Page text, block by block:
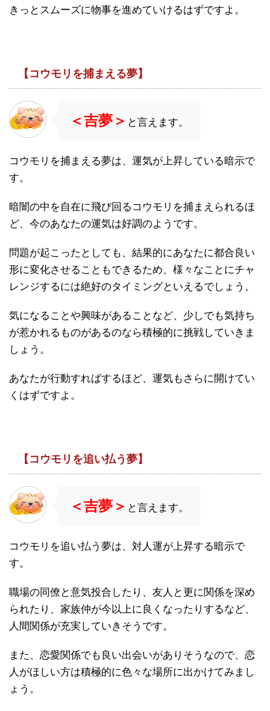
きっとスムーズに物事を進めていけるはずですよ。
【コウモリを捕まえる夢】
＜吉夢＞ と言えます。
コウモリを捕まえる夢は、運気が上昇している暗示で
す。
暗闇の中を自在に飛び回るコウモリを捕まえられるほ
ど、今のあなたの運気は好調のようです。
問題が起こったとしても、結果的にあなたに都合良い
形に変化させることもできるため、様々なことにチャ
レンジするには絶好のタイミングといえるでしょう。
気になることや興味があることなど、少しでも気持ち
が惹かれるものがあるのなら積極的に挑戦していきま
しょう。
あなたが行動すればするほど、運気もさらに開けてい
くはずですよ。
【コウモリを追い払う夢】
＜吉夢＞ と言えます。
コウモリを追い払う夢は、対人運が上昇する暗示で
す。
職場の同僚と意気投合したり、友人と更に関係を深め
られたり、家族仲が今以上に良くなったりするなど、
人間関係が充実していきそうです。
また、恋愛関係でも良い出会いがありそうなので、恋
人がほしい方は積極的に色々な場所に出かけてみまし
ょう。